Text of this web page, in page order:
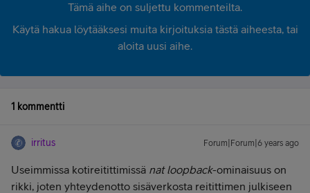
Tämä aihe on suljettu kommenteilta.
Käytä hakua löytääksesi muita kirjoituksia tästä aiheesta, tai
aloita uusi aihe.
1 kommentti
irritus Forum|Forum|6 years ago
Useimmissa kotireitittimissä nat loopback-ominaisuus on
rikki, joten yhteydenotto sisäverkosta reitittimen julkiseen